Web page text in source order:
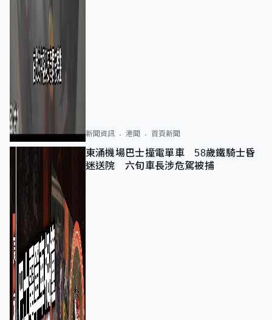
新聞資訊 港聞 首頁新聞
東涌機場巴士撞電單車 58歲鐵騎士昏
迷送院 六旬車長涉危駕被捕